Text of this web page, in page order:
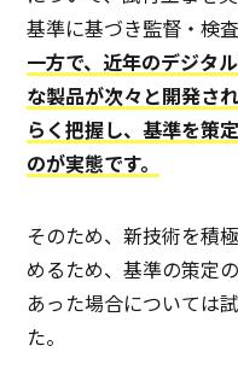
基準に基づき監督・検
一方で、近年のデジタ
な製品が次々と開発さ
らく把握し、基準を策
のが実態です。
そのため、新技術を積
めるため、基準の策定
あった場合については
た。